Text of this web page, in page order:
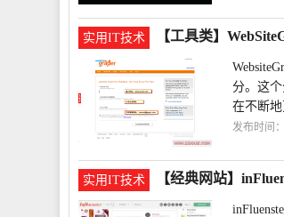
实用IT技术 【工具类】
分。这
在不断
发布时间
实用IT技术 【经典网站】